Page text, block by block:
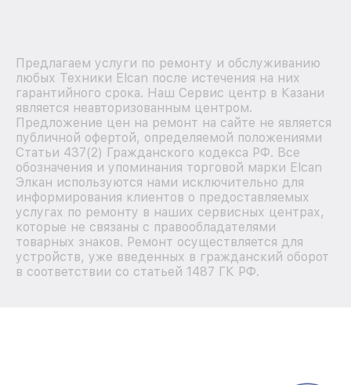
Предлагаем услуги по ремонту и обслуживанию
любых Техники Elcan после истечения на них
гарантийного срока. Наш Сервис центр в Казани
является неавторизованным центром.
Предложение цен на ремонт на сайте не является
публичной офертой, определяемой положениями
Статьи 437(2) Гражданского кодекса РФ. Все
обозначения и упоминания торговой марки Elcan
Элкан используются нами исключительно для
информирования клиентов о предоставляемых
услугах по ремонту в наших сервисных центрах,
которые не связаны с правообладателями
товарных знаков. Ремонт осуществляется для
устройств, уже введенных в гражданский оборот
в соответствии со статьей 1487 ГК РФ.